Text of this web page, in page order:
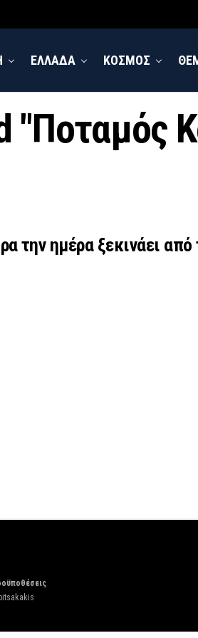
ΕΛΛΑΔΑ ΚΟΣΜΟΣ
"Ποταμός
την ημέρα ξεκινάει